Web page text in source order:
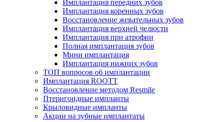
Имплантация передних зубов
Имплантация коренных зубов
Восстановление жевательных зубов
Имплантация верхней челюсти
Имплантация при атрофии
Полная имплантация зубов
Мини имплантация
Имплантация нижних зубов
ТОП вопросов об имплантации
Имплантация ROOTT
Восстановление методом Resmile
Птеригоидные импланты
Крыловидные импланты
Акции на зубные имплантаты